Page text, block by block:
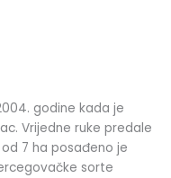
godine kada je
Vrijedne ruke predale
7 ha posađeno je
sorte